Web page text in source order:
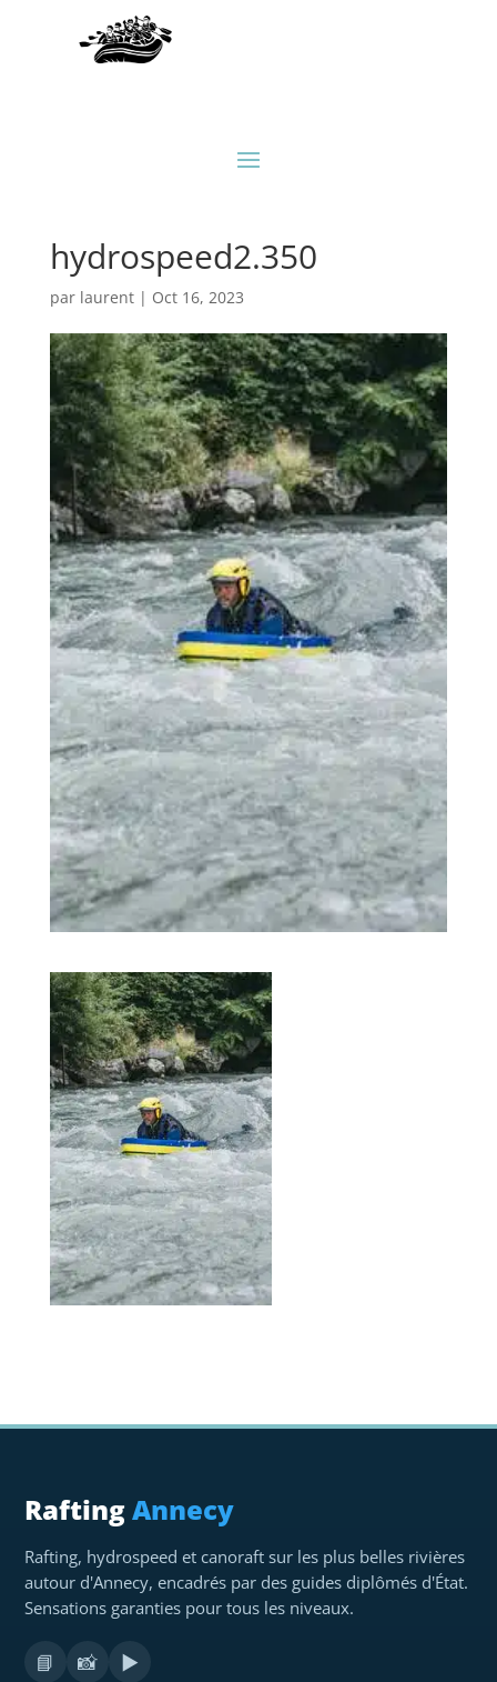
hydrospeed2.350
par laurent| Oct 16, 2023
RaftingAnnecy
Rafting, hydrospeed et canoraft sur les plus belles rivières
autour d'Annecy, encadrés par des guides diplômés d'État.
Sensations garanties pour tous les niveaux.
📘 📸 ▶️